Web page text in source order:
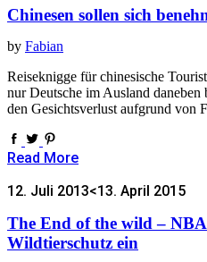
Chinesen sollen sich
by Fabian
Reiseknigge für chinesische
nur Deutsche im Ausland
den Gesichtsverlust aufgrund von
Read More
12. Juli 2013<13. April 2015
The End of the wild –
Wildtierschutz ein